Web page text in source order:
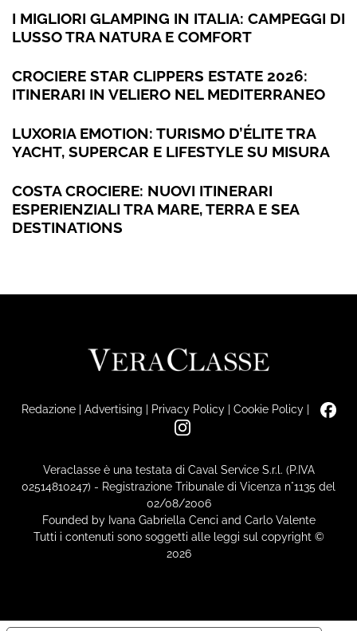
I MIGLIORI GLAMPING IN ITALIA: CAMPEGGI DI
LUSSO TRA NATURA E COMFORT
CROCIERE STAR CLIPPERS ESTATE 2026:
ITINERARI IN VELIERO NEL MEDITERRANEO
LUXORIA EMOTION: TURISMO D’ÉLITE TRA
YACHT, SUPERCAR E LIFESTYLE SU MISURA
COSTA CROCIERE: NUOVI ITINERARI
ESPERIENZIALI TRA MARE, TERRA E SEA
DESTINATIONS
Redazione| Advertising | Privacy Policy| Cookie Policy|
Veraclasse è una testata di Caval Service S.r.l. (P.IVA
02514810247) - Registrazione Tribunale di Vicenza n°1135 del
02/08/2006
Founded by Ivana Gabriella Cenci and Carlo Valente
Tutti i contenuti sono soggetti alle leggi sul copyright ©
2026